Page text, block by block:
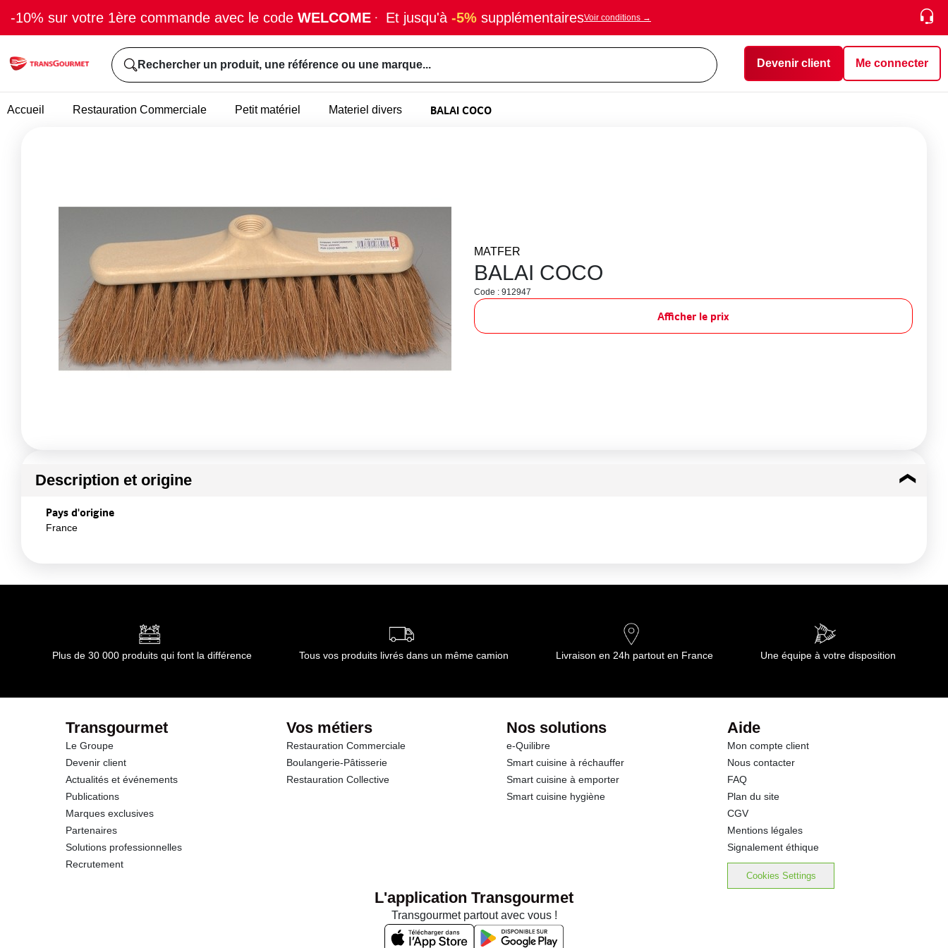
-10% sur votre 1ère commande avec le code WELCOME · Et jusqu'à -5% supplémentairesVoir conditions →
Rechercher un produit, une référence ou une marque... Devenir client Me connecter
Accueil Restauration Commerciale Petit matériel Materiel divers BALAI COCO
MATFER
BALAI COCO
Code : 912947
Afficher le prix
Description et origine
Pays d'origine
France
Plus de 30 000 produits qui font la différence Tous vos produits livrés dans un même camion Livraison en 24h partout en France Une équipe à votre disposition
Transgourmet
Le Groupe
Devenir client
Actualités et événements
Publications
Marques exclusives
Partenaires
Solutions professionnelles
Recrutement
Vos métiers
Restauration Commerciale
Boulangerie-Pâtisserie
Restauration Collective
Nos solutions
e-Quilibre
Smart cuisine à réchauffer
Smart cuisine à emporter
Smart cuisine hygiène
Aide
Mon compte client
Nous contacter
FAQ
Plan du site
CGV
Mentions légales
Signalement éthique
Cookies Settings
L'application Transgourmet
Transgourmet partout avec vous !